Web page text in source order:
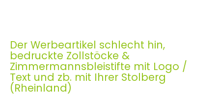
Der Werbeartikel schlecht hin,
bedruckte Zollstöcke &
Zimmermannsbleistifte mit Logo /
Text und zb. mit Ihrer Stolberg
(Rheinland)